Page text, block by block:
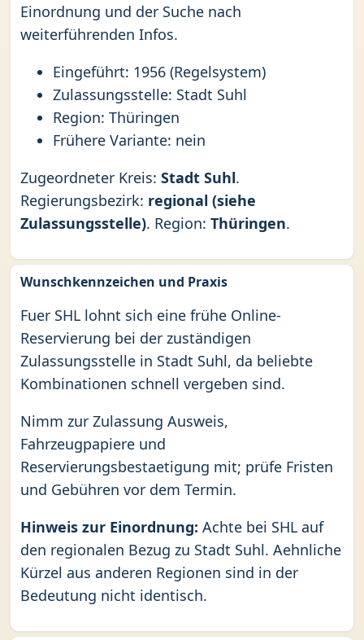
Einordnung und der Suche nach
weiterführenden Infos.
Eingeführt: 1956 (Regelsystem)
Zulassungsstelle: Stadt Suhl
Region: Thüringen
Frühere Variante: nein
Zugeordneter Kreis: Stadt Suhl.
Regierungsbezirk: regional (siehe
Zulassungsstelle). Region: Thüringen.
Wunschkennzeichen und Praxis
Fuer SHL lohnt sich eine frühe Online-
Reservierung bei der zuständigen
Zulassungsstelle in Stadt Suhl, da beliebte
Kombinationen schnell vergeben sind.
Nimm zur Zulassung Ausweis,
Fahrzeugpapiere und
Reservierungsbestaetigung mit; prüfe Fristen
und Gebühren vor dem Termin.
Hinweis zur Einordnung: Achte bei SHL auf
den regionalen Bezug zu Stadt Suhl. Aehnliche
Kürzel aus anderen Regionen sind in der
Bedeutung nicht identisch.